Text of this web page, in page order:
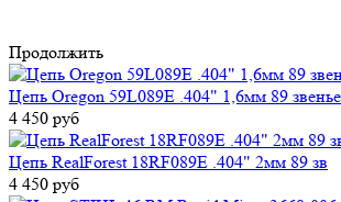
Продолжить
Цепь Oregon 59L089E .404" 1,6мм 89
4 450 руб
Цепь RealForest 18RF089E .404" 2мм 89 зв
4 450 руб